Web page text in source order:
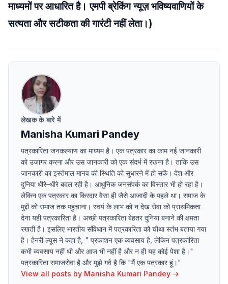
माध्यमों पर आधारित है। एमपी ब्रेकिंग न्यूज़ भविष्यवाणियों के
सत्यता और सटीकता की गारंटी नहीं लेता।)
लेखक के बारे में
Manisha Kumari Pandey
पत्रकारिता जनकल्याण का माध्यम है। एक पत्रकार का काम नई जानकारी
को उजागर करना और उस जानकारी को एक संदर्भ में रखना है। ताकि उस
जानकारी का इस्तेमाल मानव की स्थिति को सुधारने में हो सकें। देश और
दुनिया धीरे–धीरे बदल रही है। आधुनिक जनसंपर्क का विस्तार भी हो रहा है।
लेकिन एक पत्रकार का किरदार वैसा ही जैसे आजादी के पहले था। समाज के
मुद्दों को समाज तक पहुंचाना। स्वयं के लाभ को न देख सेवा को प्राथमिकता
देना यही पत्रकारिता है। अच्छी पत्रकारिता बेहतर दुनिया बनाने की क्षमता
रखती है। इसलिए भारतीय संविधान में पत्रकारिता को चौथा स्तंभ बताया गया
है। हेनरी ल्यूस ने कहा है, " प्रकाशन एक व्यवसाय है, लेकिन पत्रकारिता
कभी व्यवसाय नहीं थी और आज भी नहीं है और न ही यह कोई पेशा है।"
पत्रकारिता समाजसेवा है और मुझे गर्व है कि "मैं एक पत्रकार हूं।"
View all posts by Manisha Kumari Pandey →